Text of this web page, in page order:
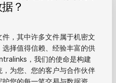
？
，其中许多文件属于机密文
择值得信赖、经验丰富的供
，我们的使命是构建
为您、您的客户与合作伙伴